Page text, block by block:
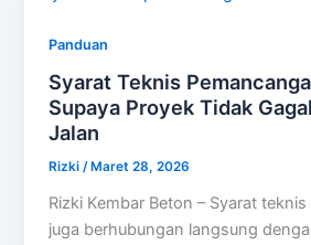
Panduan
Syarat Teknis
Supaya Proyek Tidak
Jalan
Rizki/ Maret 28, 2026
Rizki Kembar Beton – Syarat
juga berhubungan langsung